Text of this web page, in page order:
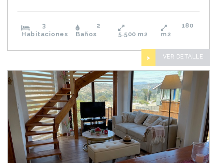
3
Habitaciones
2
Baños
5.500 m2
180
m2
> VER DETALLE